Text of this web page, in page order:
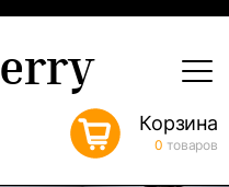
Корзина
0 товаров